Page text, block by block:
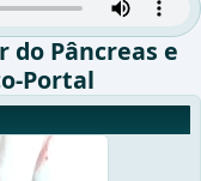
do Pâncreas e
Portal